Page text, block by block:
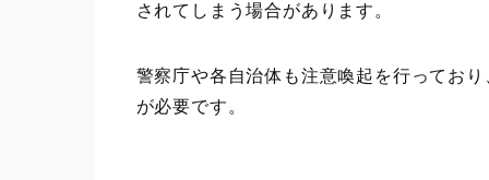
されてしまう場合があります。
警察庁や各自治体も注意喚起を行ってお
が必要です。